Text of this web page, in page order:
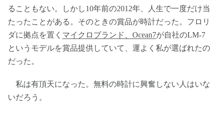
ることもない。しかし10年前の2012年、人生で一度だけ当
たったことがある。そのときの賞品が時計だった。フロリ
ダに拠点を置く マイクロブランド、Ocean7が自社のLM-7
というモデルを賞品提供していて、運よく私が選ばれたの
だった。
私は有頂天になった。無料の時計に興奮しない人はいな
いだろう。